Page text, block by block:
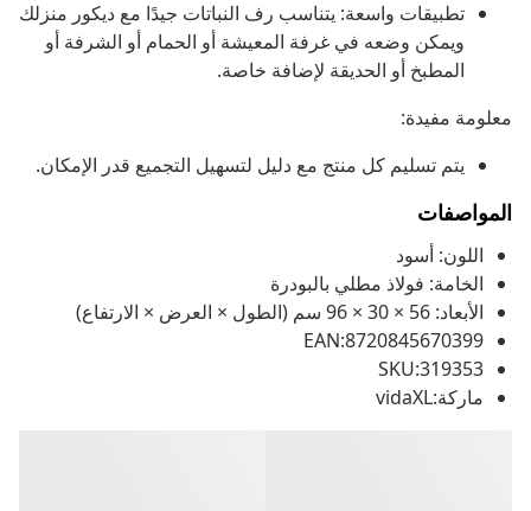
تطبيقات واسعة: يتناسب رف النباتات جيدًا مع ديكور منزلك
ويمكن وضعه في غرفة المعيشة أو الحمام أو الشرفة أو
المطبخ أو الحديقة لإضافة خاصة.
معلومة مفيدة:
يتم تسليم كل منتج مع دليل لتسهيل التجميع قدر الإمكان.
المواصفات
اللون: أسود
الخامة: فولاذ مطلي بالبودرة
الأبعاد: 56 × 30 × 96 سم (الطول × العرض × الارتفاع)
EAN:8720845670399
SKU:319353
ماركة:vidaXL